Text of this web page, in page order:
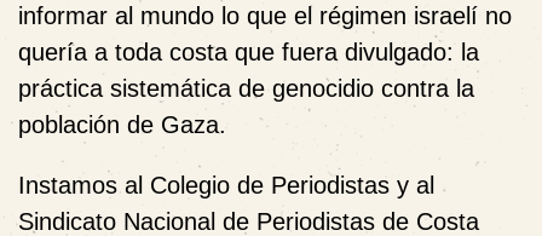
informar al mundo lo que el régimen israelí no
quería a toda costa que fuera divulgado: la
práctica sistemática de genocidio contra la
población de Gaza.
Instamos al Colegio de Periodistas y al
Sindicato Nacional de Periodistas de Costa